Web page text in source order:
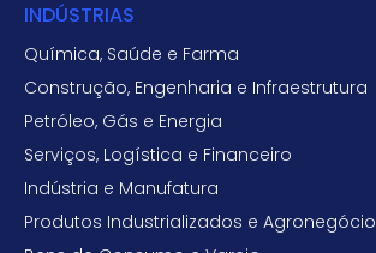
INDÚSTRIAS
Química, Saúde e Farma
Construção, Engenharia e Infraestrutura
Petróleo, Gás e Energia
Serviços, Logística e Financeiro
Indústria e Manufatura
Produtos Industrializados e Agronegócio